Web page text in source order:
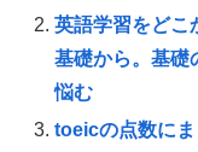
英語学習をどこ
基礎から。基礎
悩む
toeicの点数に